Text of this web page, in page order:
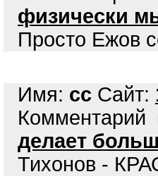
физически
Просто Ежов
Имя: сс Сайт:
Комментарий
делает
Тихонов -